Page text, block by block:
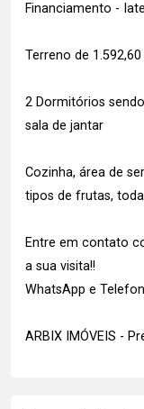
Financiamento -
Terreno de
2 Dormitórios
sala de jantar
Cozinha, área de
tipos de frutas,
Entre em contato
a sua visita!!
WhatsApp e
ARBIX IMÓVEIS -